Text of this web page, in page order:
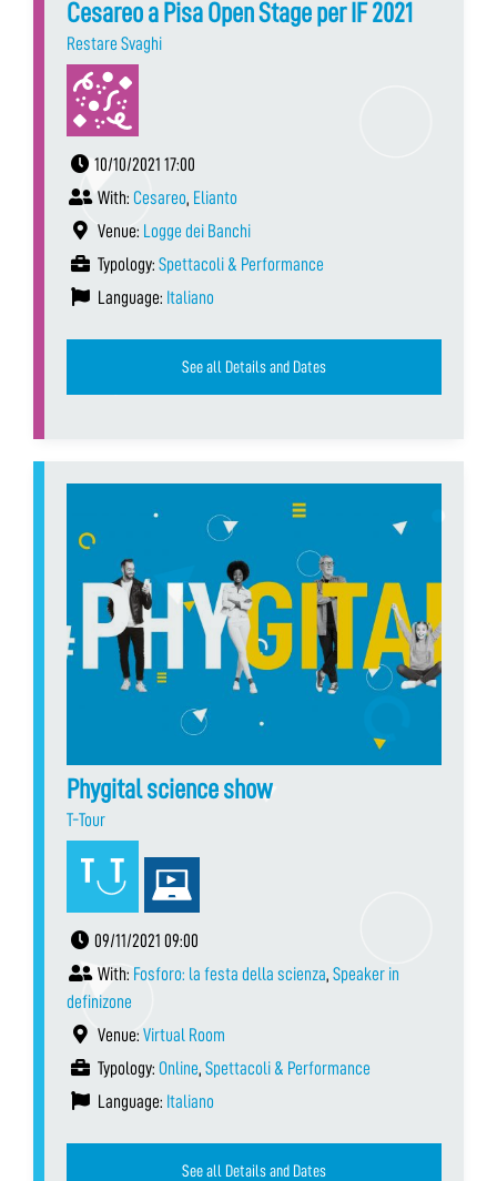
Cesareo a Pisa Open Stage per IF 2021
Restare Svaghi
10/10/2021 17:00
With: Cesareo, Elianto
Venue: Logge dei Banchi
Typology: Spettacoli & Performance
Language: Italiano
See all Details and Dates
Phygital science show
T-Tour
09/11/2021 09:00
With: Fosforo: la festa della scienza, Speaker in
definizone
Venue: Virtual Room
Typology: Online, Spettacoli & Performance
Language: Italiano
See all Details and Dates